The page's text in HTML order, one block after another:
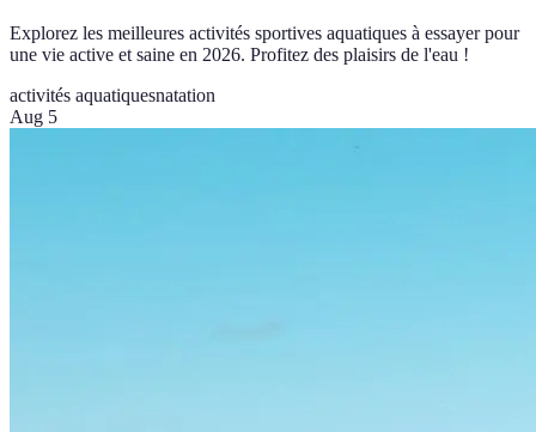
Explorez les meilleures activités sportives aquatiques à essayer pour
une vie active et saine en 2026. Profitez des plaisirs de l'eau !
activités aquatiquesnatation
Aug 5